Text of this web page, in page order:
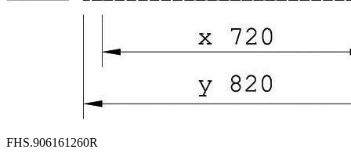
FHS.906161260R